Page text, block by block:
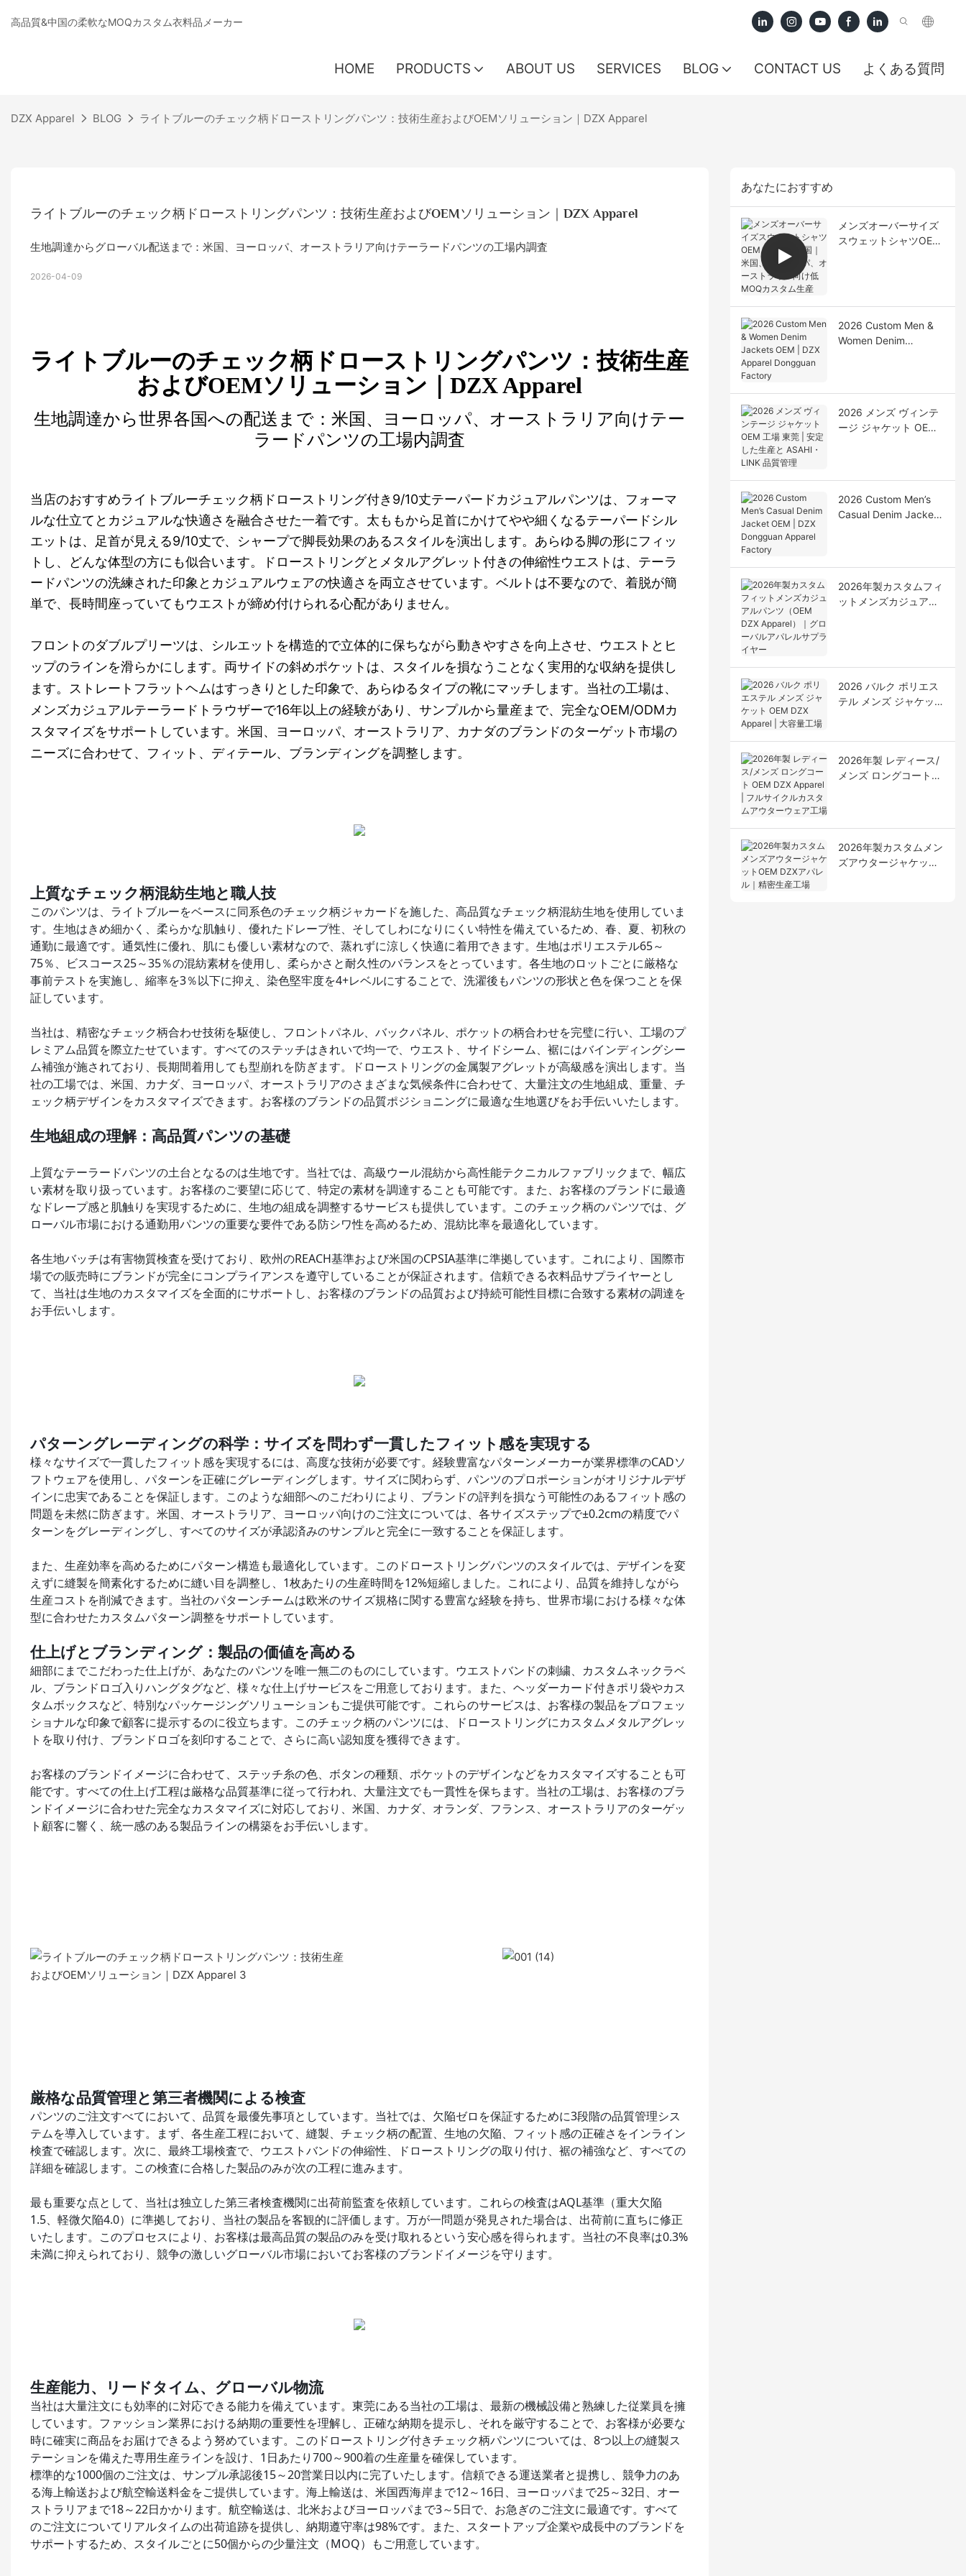
高品質&中国の柔軟なMOQカスタム衣料品メーカー
HOME PRODUCTS ABOUT US SERVICES BLOG CONTACT US よくある質問
DZX Apparel BLOG ライトブルーのチェック柄ドローストリングパンツ：技術生産およびOEMソリューション｜DZX Apparel
ライトブルーのチェック柄ドローストリングパンツ：技術生産およびOEMソリューション｜DZX Apparel
生地調達からグローバル配送まで：米国、ヨーロッパ、オーストラリア向けテーラードパンツの工場内調査
2026-04-09
ライトブルーのチェック柄ドローストリングパンツ：技術生産
およびOEMソリューション｜DZX Apparel
生地調達から世界各国への配送まで：米国、ヨーロッパ、オーストラリア向けテー
ラードパンツの工場内調査
当店のおすすめライトブルーチェック柄ドローストリング付き9/10丈テーパードカジュアルパンツは、フォーマ
ルな仕立てとカジュアルな快適さを融合させた一着です。太ももから足首にかけてやや細くなるテーパードシル
エットは、足首が見える9/10丈で、シャープで脚長効果のあるスタイルを演出します。あらゆる脚の形にフィッ
トし、どんな体型の方にも似合います。ドローストリングとメタルアグレット付きの伸縮性ウエストは、テーラ
ードパンツの洗練された印象とカジュアルウェアの快適さを両立させています。ベルトは不要なので、着脱が簡
単で、長時間座っていてもウエストが締め付けられる心配がありません。
フロントのダブルプリーツは、シルエットを構造的で立体的に保ちながら動きやすさを向上させ、ウエストとヒ
ップのラインを滑らかにします。両サイドの斜めポケットは、スタイルを損なうことなく実用的な収納を提供し
ます。ストレートフラットヘムはすっきりとした印象で、あらゆるタイプの靴にマッチします。当社の工場は、
メンズカジュアルテーラードトラウザーで16年以上の経験があり、サンプルから量産まで、完全なOEM/ODMカ
スタマイズをサポートしています。米国、ヨーロッパ、オーストラリア、カナダのブランドのターゲット市場の
ニーズに合わせて、フィット、ディテール、ブランディングを調整します。
上質なチェック柄混紡生地と職人技
このパンツは、ライトブルーをベースに同系色のチェック柄ジャカードを施した、高品質なチェック柄混紡生地を使用していま
す。生地はきめ細かく、柔らかな肌触り、優れたドレープ性、そしてしわになりにくい特性を備えているため、春、夏、初秋の
通勤に最適です。通気性に優れ、肌にも優しい素材なので、蒸れずに涼しく快適に着用できます。生地はポリエステル65～
75％、ビスコース25～35％の混紡素材を使用し、柔らかさと耐久性のバランスをとっています。各生地のロットごとに厳格な
事前テストを実施し、縮率を3％以下に抑え、染色堅牢度を4+レベルにすることで、洗濯後もパンツの形状と色を保つことを保
証しています。
当社は、精密なチェック柄合わせ技術を駆使し、フロントパネル、バックパネル、ポケットの柄合わせを完璧に行い、工場のプ
レミアム品質を際立たせています。すべてのステッチはきれいで均一で、ウエスト、サイドシーム、裾にはバインディングシー
ム補強が施されており、長期間着用しても型崩れを防ぎます。ドローストリングの金属製アグレットが高級感を演出します。当
社の工場では、米国、カナダ、ヨーロッパ、オーストラリアのさまざまな気候条件に合わせて、大量注文の生地組成、重量、チ
ェック柄デザインをカスタマイズできます。お客様のブランドの品質ポジショニングに最適な生地選びをお手伝いいたします。
生地組成の理解：高品質パンツの基礎
上質なテーラードパンツの土台となるのは生地です。当社では、高級ウール混紡から高性能テクニカルファブリックまで、幅広
い素材を取り扱っています。お客様のご要望に応じて、特定の素材を調達することも可能です。また、お客様のブランドに最適
なドレープ感と肌触りを実現するために、生地の組成を調整するサービスも提供しています。このチェック柄のパンツでは、グ
ローバル市場における通勤用パンツの重要な要件である防シワ性を高めるため、混紡比率を最適化しています。
各生地バッチは有害物質検査を受けており、欧州のREACH基準および米国のCPSIA基準に準拠しています。これにより、国際市
場での販売時にブランドが完全にコンプライアンスを遵守していることが保証されます。信頼できる衣料品サプライヤーとし
て、当社は生地のカスタマイズを全面的にサポートし、お客様のブランドの品質および持続可能性目標に合致する素材の調達を
お手伝いします。
パターングレーディングの科学：サイズを問わず一貫したフィット感を実現する
様々なサイズで一貫したフィット感を実現するには、高度な技術が必要です。経験豊富なパターンメーカーが業界標準のCADソ
フトウェアを使用し、パターンを正確にグレーディングします。サイズに関わらず、パンツのプロポーションがオリジナルデザ
インに忠実であることを保証します。このような細部へのこだわりにより、ブランドの評判を損なう可能性のあるフィット感の
問題を未然に防ぎます。米国、オーストラリア、ヨーロッパ向けのご注文については、各サイズステップで±0.2cmの精度でパ
ターンをグレーディングし、すべてのサイズが承認済みのサンプルと完全に一致することを保証します。
また、生産効率を高めるためにパターン構造も最適化しています。このドローストリングパンツのスタイルでは、デザインを変
えずに縫製を簡素化するために縫い目を調整し、1枚あたりの生産時間を12%短縮しました。これにより、品質を維持しながら
生産コストを削減できます。当社のパターンチームは欧米のサイズ規格に関する豊富な経験を持ち、世界市場における様々な体
型に合わせたカスタムパターン調整をサポートしています。
仕上げとブランディング：製品の価値を高める
細部にまでこだわった仕上げが、あなたのパンツを唯一無二のものにしています。ウエストバンドの刺繍、カスタムネックラベ
ル、ブランドロゴ入りハングタグなど、様々な仕上げサービスをご用意しております。また、ヘッダーカード付きポリ袋やカス
タムボックスなど、特別なパッケージングソリューションもご提供可能です。これらのサービスは、お客様の製品をプロフェッ
ショナルな印象で顧客に提示するのに役立ちます。このチェック柄のパンツには、ドローストリングにカスタムメタルアグレッ
トを取り付け、ブランドロゴを刻印することで、さらに高い認知度を獲得できます。
お客様のブランドイメージに合わせて、ステッチ糸の色、ボタンの種類、ポケットのデザインなどをカスタマイズすることも可
能です。すべての仕上げ工程は厳格な品質基準に従って行われ、大量注文でも一貫性を保ちます。当社の工場は、お客様のブラ
ンドイメージに合わせた完全なカスタマイズに対応しており、米国、カナダ、オランダ、フランス、オーストラリアのターゲッ
ト顧客に響く、統一感のある製品ラインの構築をお手伝いします。
ライトブルーのチェック柄クロップドカジュアル
パンツ（ウエストはドローストリング仕様）
厳格な品質管理と第三者機関による検査
パンツのご注文すべてにおいて、品質を最優先事項としています。当社では、欠陥ゼロを保証するために3段階の品質管理シス
テムを導入しています。まず、各生産工程において、縫製、チェック柄の配置、生地の欠陥、フィット感の正確さをインライン
検査で確認します。次に、最終工場検査で、ウエストバンドの伸縮性、ドローストリングの取り付け、裾の補強など、すべての
詳細を確認します。この検査に合格した製品のみが次の工程に進みます。
最も重要な点として、当社は独立した第三者検査機関に出荷前監査を依頼しています。これらの検査はAQL基準（重大欠陥
1.5、軽微欠陥4.0）に準拠しており、当社の製品を客観的に評価します。万が一問題が発見された場合は、出荷前に直ちに修正
いたします。このプロセスにより、お客様は最高品質の製品のみを受け取れるという安心感を得られます。当社の不良率は0.3%
未満に抑えられており、競争の激しいグローバル市場においてお客様のブランドイメージを守ります。
生産能力、リードタイム、グローバル物流
当社は大量注文にも効率的に対応できる能力を備えています。東莞にある当社の工場は、最新の機械設備と熟練した従業員を擁
しています。ファッション業界における納期の重要性を理解し、正確な納期を提示し、それを厳守することで、お客様が必要な
時に確実に商品をお届けできるよう努めています。このドローストリング付きチェック柄パンツについては、8つ以上の縫製ス
テーションを備えた専用生産ラインを設け、1日あたり700～900着の生産量を確保しています。
標準的な1000個のご注文は、サンプル承認後15～20営業日以内に完了いたします。信頼できる運送業者と提携し、競争力のあ
る海上輸送および航空輸送料金をご提供しています。海上輸送は、米国西海岸まで12～16日、ヨーロッパまで25～32日、オー
ストラリアまで18～22日かかります。航空輸送は、北米およびヨーロッパまで3～5日で、お急ぎのご注文に最適です。すべて
のご注文についてリアルタイムの出荷追跡を提供し、納期遵守率は98%です。また、スタートアップ企業や成長中のブランドを
サポートするため、スタイルごとに50個からの少量注文（MOQ）もご用意しています。
あなたにおすすめ
メンズオーバーサイズ
スウェットシャツOEM
2026 Custom Men &
Women Denim
2026 メンズ ヴィンテ
ージ ジャケット OEM
2026 Custom Men’s
Casual Denim Jacket
2026年製カスタムフィ
ットメンズカジュアル
2026 バルク ポリエス
テル メンズ ジャケット
2026年製 レディース/
メンズ ロングコート
2026年製カスタムメン
ズアウタージャケット